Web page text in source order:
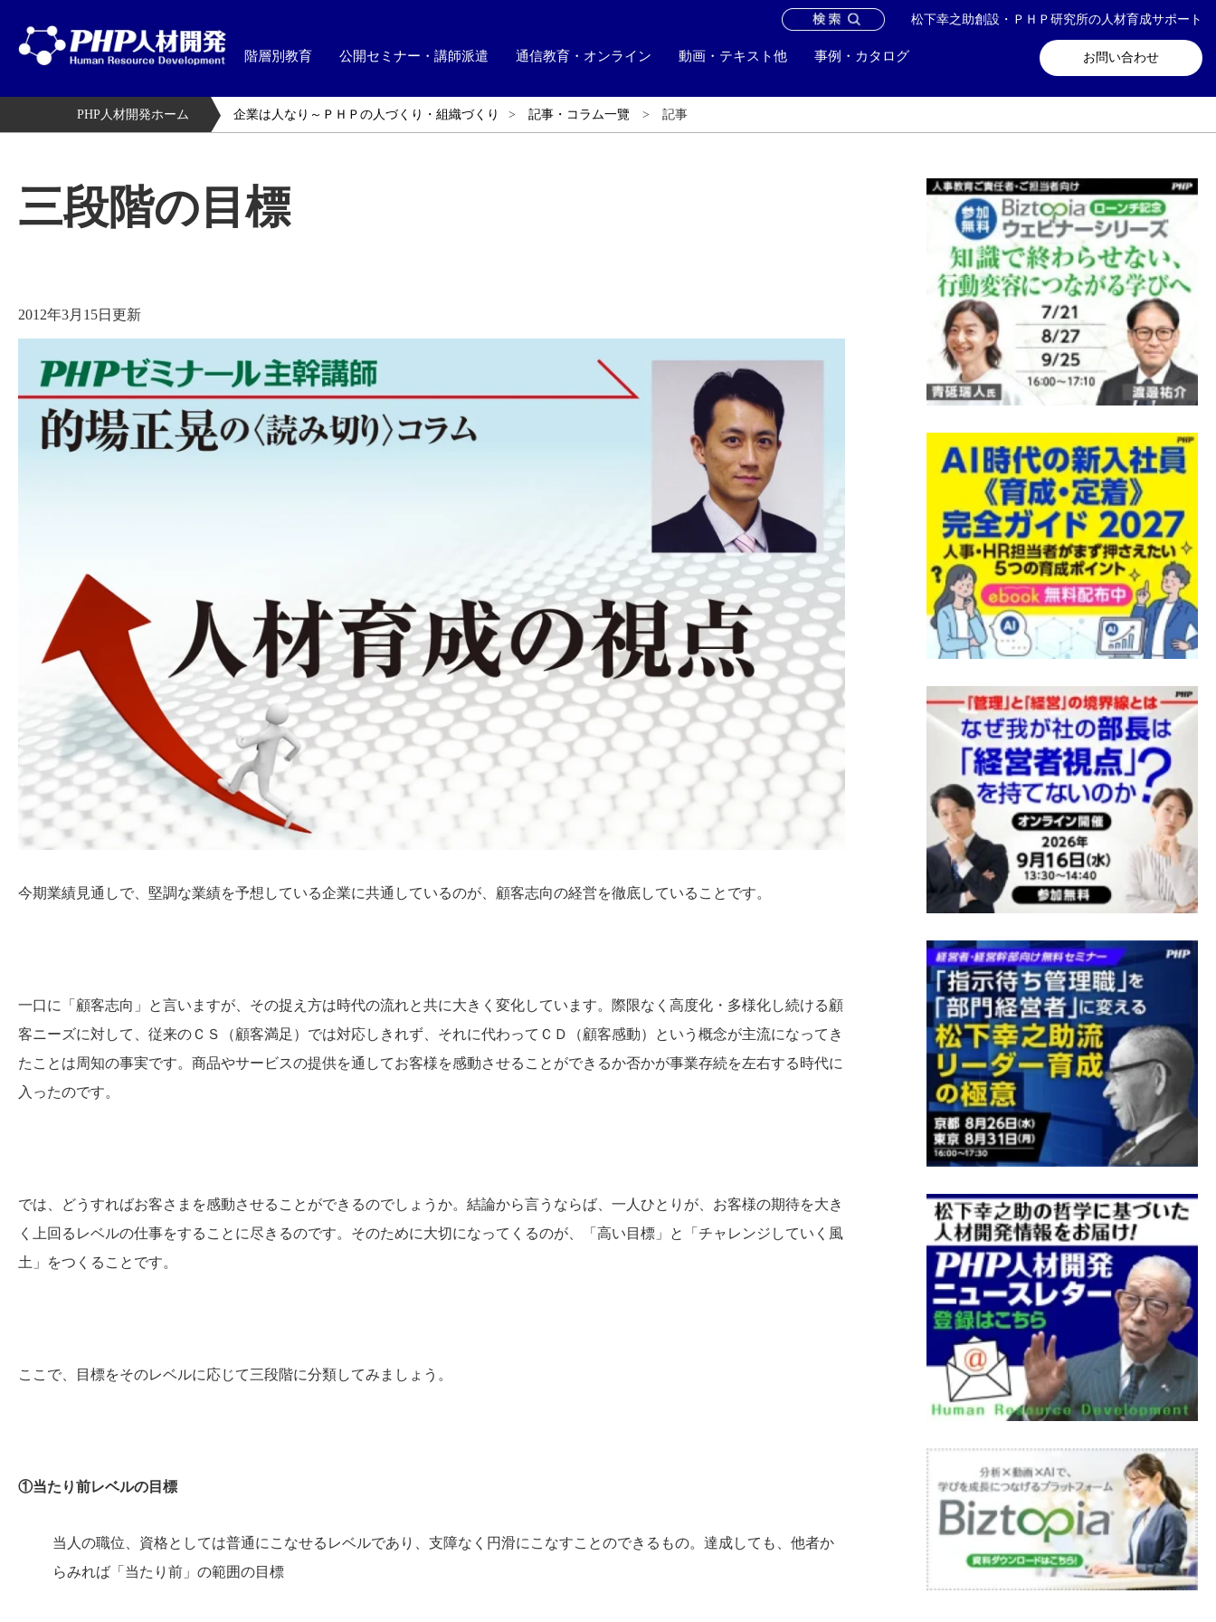
松下幸之助創設・ＰＨＰ研究所の人材育成サポート
お問い合わせ
階層別教育 公開セミナー・講師派遣 通信教育・オンライン 動画・テキスト他 事例・カタログ
お問い合わせ メールマガジン登録
PHP人材開発ホーム 企業は人なり～ＰＨＰの人づくり・組織づくり 記事・コラム一覽 記事
三段階の目標
2012年3月15日更新
今期業績見通しで、堅調な業績を予想している企業に共通しているのが、顧客志向の経営を徹底していることです。
一口に「顧客志向」と言いますが、その捉え方は時代の流れと共に大きく変化しています。際限なく高度化・多様化し続ける顧
客ニーズに対して、従来のＣＳ（顧客満足）では対応しきれず、それに代わってＣＤ（顧客感動）という概念が主流になってき
たことは周知の事実です。商品やサービスの提供を通してお客様を感動させることができるか否かが事業存続を左右する時代に
入ったのです。
では、どうすればお客さまを感動させることができるのでしょうか。結論から言うならば、一人ひとりが、お客様の期待を大き
く上回るレベルの仕事をすることに尽きるのです。そのために大切になってくるのが、「高い目標」と「チャレンジしていく風
土」をつくることです。
ここで、目標をそのレベルに応じて三段階に分類してみましょう。
①当たり前レベルの目標
当人の職位、資格としては普通にこなせるレベルであり、支障なく円滑にこなすことのできるもの。達成しても、他者か
らみれば「当たり前」の範囲の目標